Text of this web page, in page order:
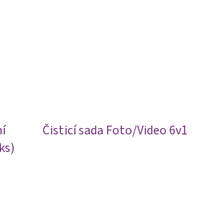
Čisticí sada Foto/Video 6v1